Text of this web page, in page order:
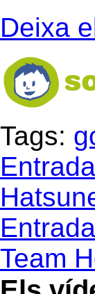
Deixa
Tags:
Team